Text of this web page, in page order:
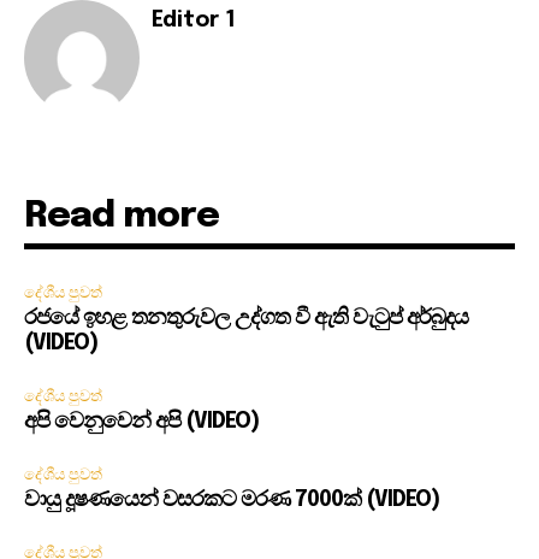
Editor 1
Read more
දේශීය පුවත්
රජයේ ඉහළ තනතුරුවල උද්ගත වී ඇති වැටුප් අර්බුදය
(VIDEO)
දේශීය පුවත්
අපි වෙනුවෙන් අපි (VIDEO)
දේශීය පුවත්
වායු දූෂණයෙන් වසරකට මරණ 7000ක් (VIDEO)
දේශීය පුවත්